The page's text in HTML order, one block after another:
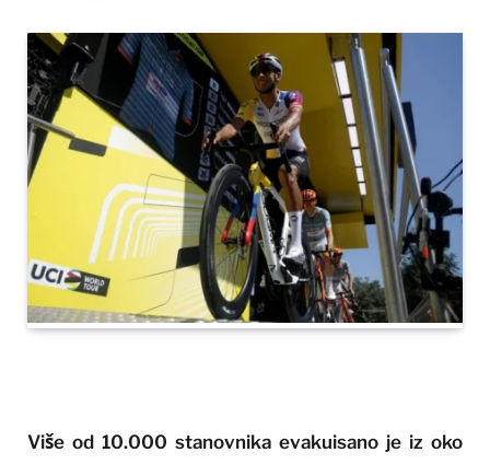
Više od 10.000 stanovnika evakuisano je iz oko